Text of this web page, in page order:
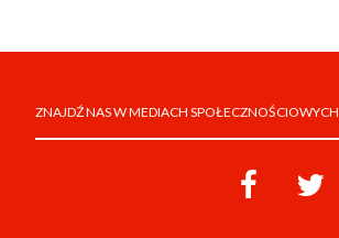
ZNAJDŹ NAS W MEDIACH SPOŁECZNOŚCIOWYCH